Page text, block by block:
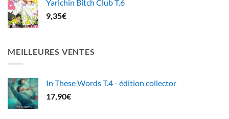
Yarichin Bitch Club T.6
9,35€
MEILLEURES VENTES
In These Words T.4 - édition collector
17,90€